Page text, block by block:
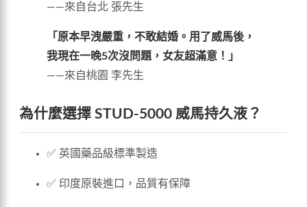
——來自台北 張先生
「原本早洩嚴重，不敢結婚。用了威馬後，
我現在一晚5次沒問題，女友超滿意！」
——來自桃園 李先生
為什麼選擇 STUD-5000 威馬持久液？
✅ 英國藥品級標準製造
✅ 印度原裝進口，品質有保障